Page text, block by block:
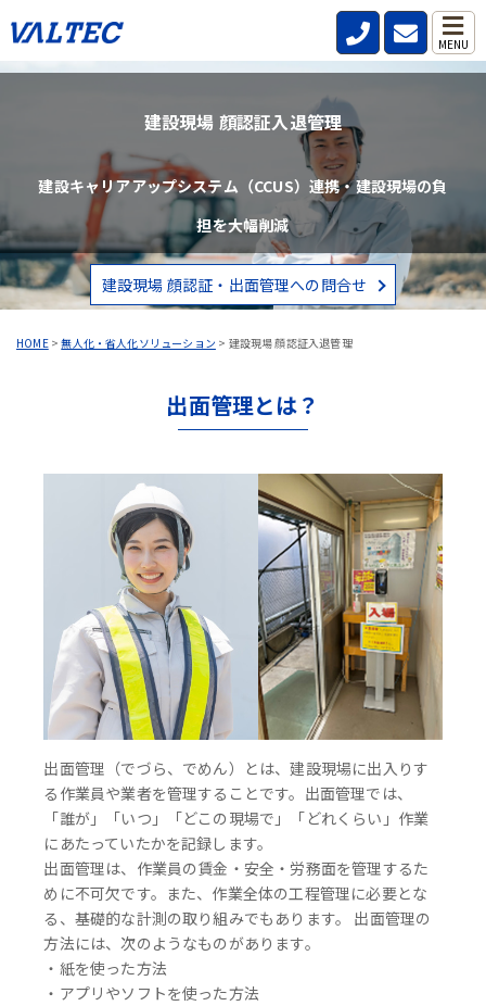
MENU
HOME>無人化・省人化ソリューション > 建設現場 顔認証入退管理
建設現場 顔認証入退管理
建設キャリアアップシステム（CCUS）連携・建設現場の負
担を大幅削減
建設現場 顔認証・出面管理への問合せ
出面管理とは？
出面管理（でづら、でめん）とは、建設現場に出入りす
る作業員や業者を管理することです。出面管理では、
「誰が」「いつ」「どこの現場で」「どれくらい」作業
にあたっていたかを記録します。
出面管理は、作業員の賃金・安全・労務面を管理するた
めに不可欠です。また、作業全体の工程管理に必要とな
る、基礎的な計測の取り組みでもあります。 出面管理の
方法には、次のようなものがあります。
・紙を使った方法
・アプリやソフトを使った方法